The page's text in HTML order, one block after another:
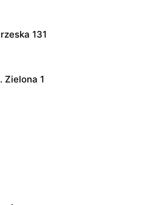
131
Zielona 1